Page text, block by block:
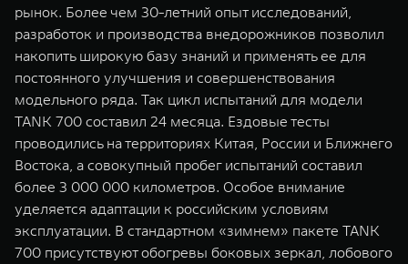
рынок. Более чем 30-летний опыт исследований,
разработок и производства внедорожников позволил
накопить широкую базу знаний и применять ее для
постоянного улучшения и совершенствования
модельного ряда. Так цикл испытаний для модели
TANK 700 составил 24 месяца. Ездовые тесты
проводились на территориях Китая, России и Ближнего
Востока, а совокупный пробег испытаний составил
более 3 000 000 километров. Особое внимание
уделяется адаптации к российским условиям
эксплуатации. В стандартном «зимнем» пакете TANK
700 присутствуют обогревы боковых зеркал, лобового